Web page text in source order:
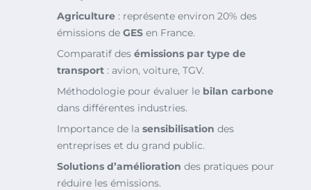
Agriculture : représente environ 20% des
émissions de GES en France.
Comparatif des émissions par type de
transport : avion, voiture, TGV.
Méthodologie pour évaluer le bilan carbone
dans différentes industries.
Importance de la sensibilisation des
entreprises et du grand public.
Solutions d’amélioration des pratiques pour
réduire les émissions.